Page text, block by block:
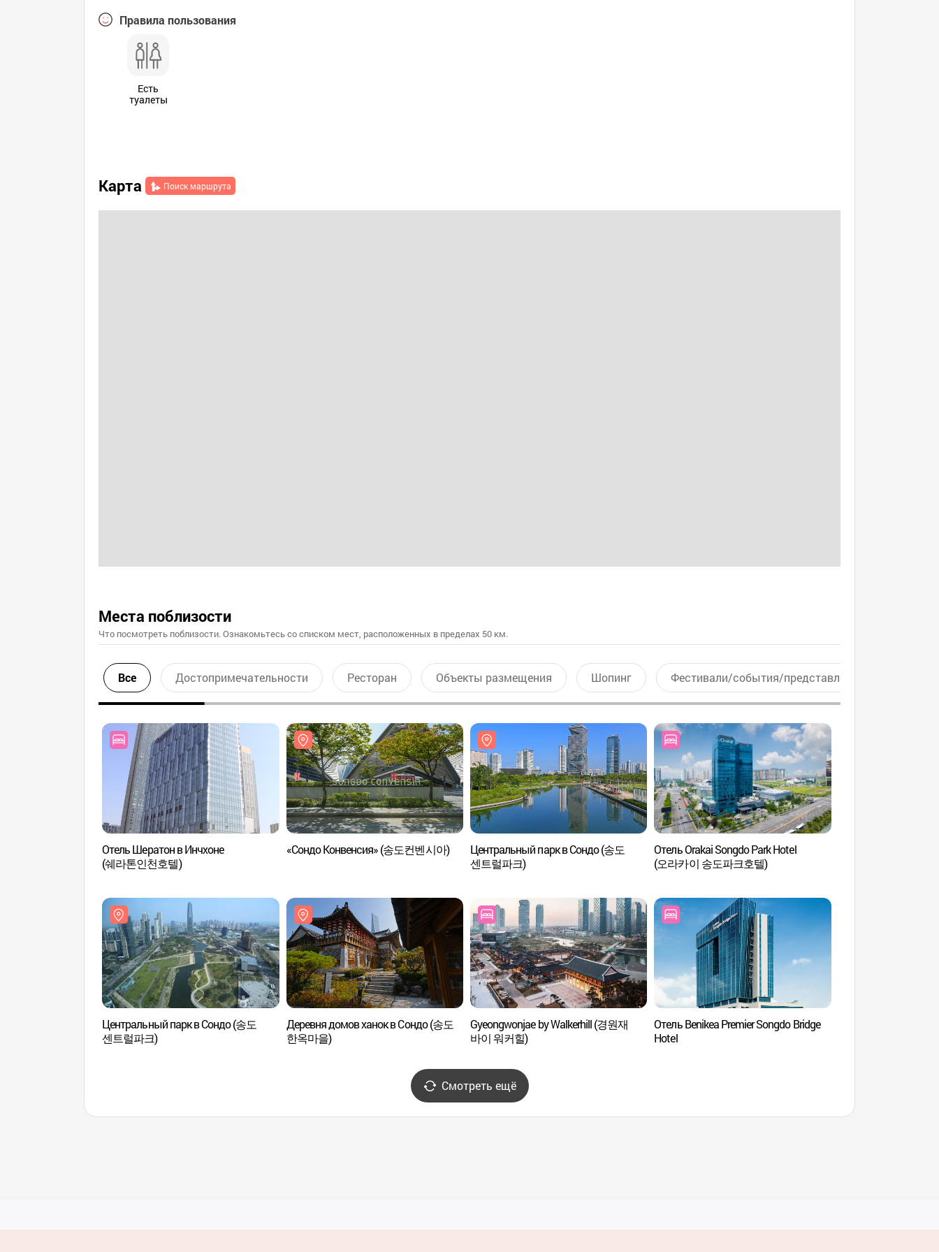
Правила пользования
Есть
туалеты
Карта Поиск маршрута
Места поблизости
Что посмотреть поблизости. Ознакомьтесь со списком мест, расположенных в пределах 50 км.
Все Достопримечательности Ресторан Объекты размещения Шопинг Фестивали/события/представления
Отель Шератон в Инчхоне
(쉐라톤인천호텔)
«Сондо Конвенсия» (송도컨벤시아)
Центральный парк в Сондо (송도
센트럴파크)
Отель Orakai Songdo Park Hotel
(오라카이 송도파크호텔)
Центральный парк в Сондо (송도
센트럴파크)
Деревня домов ханок в Сондо (송도
한옥마을)
Gyeongwonjae by Walkerhill (경원재
바이 워커힐)
Отель Benikea Premier Songdo Bridge
Hotel
Смотреть ещё